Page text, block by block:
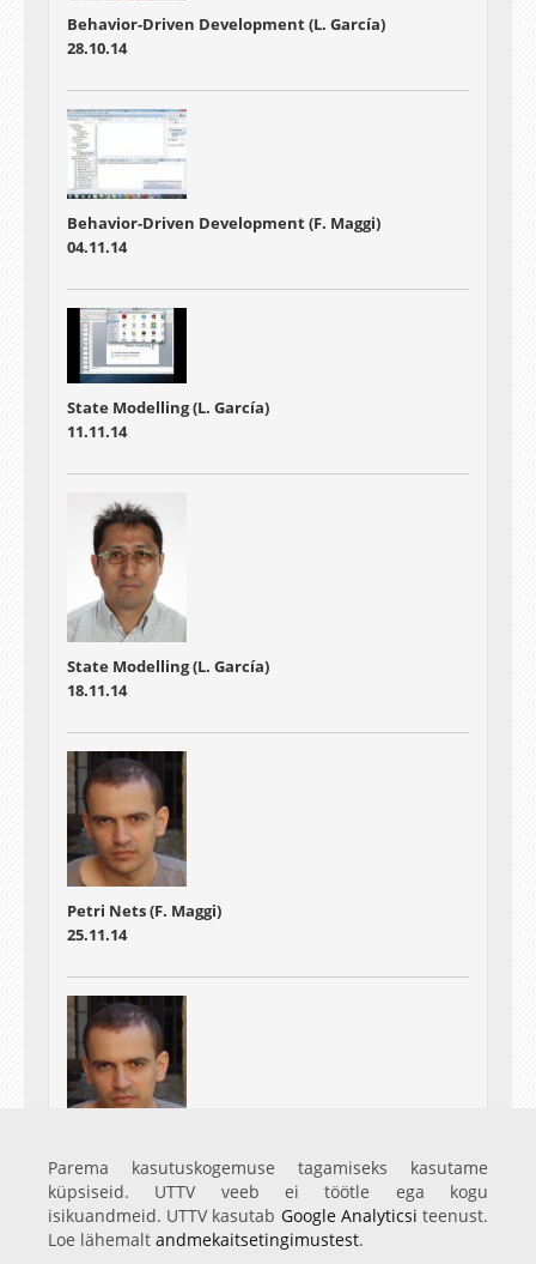
Behavior-Driven Development (L. García)
28.10.14
Behavior-Driven Development (F. Maggi)
04.11.14
State Modelling (L. García)
11.11.14
State Modelling (L. García)
18.11.14
Petri Nets (F. Maggi)
25.11.14
Petri Nets (F. Maggi)
02.12.14
Parema kasutuskogemuse tagamiseks kasutame
küpsiseid. UTTV veeb ei töötle ega kogu
isikuandmeid. UTTV kasutab Google Analyticsi teenust.
Loe lähemalt andmekaitsetingimustest.